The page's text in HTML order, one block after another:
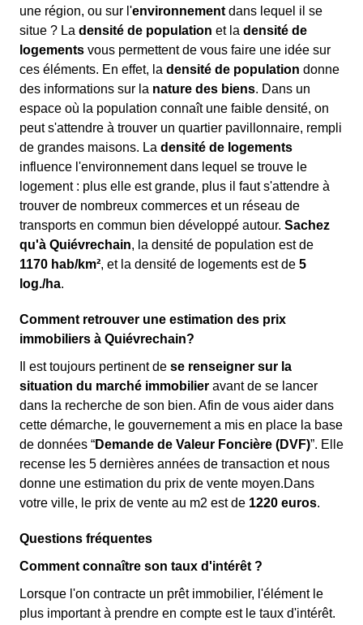
une région, ou sur l'environnement dans lequel il se
situe ? La densité de population et la densité de
logements vous permettent de vous faire une idée sur
ces éléments. En effet, la densité de population donne
des informations sur la nature des biens. Dans un
espace où la population connaît une faible densité, on
peut s'attendre à trouver un quartier pavillonnaire, rempli
de grandes maisons. La densité de logements
influence l'environnement dans lequel se trouve le
logement : plus elle est grande, plus il faut s'attendre à
trouver de nombreux commerces et un réseau de
transports en commun bien développé autour. Sachez
qu'à Quiévrechain, la densité de population est de
1170 hab/km², et la densité de logements est de 5
log./ha.
Comment retrouver une estimation des prix
immobiliers à Quiévrechain?
Il est toujours pertinent de se renseigner sur la
situation du marché immobilier avant de se lancer
dans la recherche de son bien. Afin de vous aider dans
cette démarche, le gouvernement a mis en place la base
de données “Demande de Valeur Foncière (DVF)”. Elle
recense les 5 dernières années de transaction et nous
donne une estimation du prix de vente moyen.Dans
votre ville, le prix de vente au m2 est de 1220 euros.
Questions fréquentes
Comment connaître son taux d'intérêt ?
Lorsque l'on contracte un prêt immobilier, l'élément le
plus important à prendre en compte est le taux d'intérêt.